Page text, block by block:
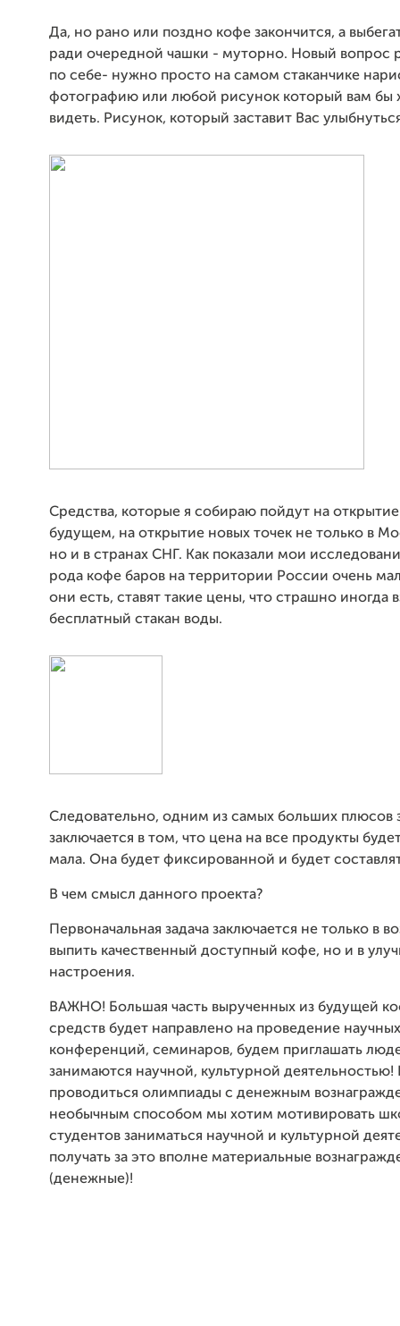
Да, но рано или поздно кофе закончится, а
ради очередной чашки - муторно. Новый вопрос
по себе- нужно просто на самом стаканчике
фотографию или любой рисунок который вам бы
видеть. Рисунок, который заставит Вас
Средства, которые я собираю пойдут на
будущем, на открытие новых точек не только в
но и в странах СНГ. Как показали мои
рода кофе баров на территории России очень
они есть, ставят такие цены, что страшно иногда
бесплатный стакан воды.
Следовательно, одним из самых больших плюсов
заключается в том, что цена на все продукты
мала. Она будет фиксированной и будет
В чем смысл данного проекта?
Первоначальная задача заключается не только в
выпить качественный доступный кофе, но и в
настроения.
ВАЖНО! Большая часть вырученных из будущей
средств будет направлено на проведение научных
конференций, семинаров, будем приглашать
занимаются научной, культурной деятельностью!
проводиться олимпиады с денежным
необычным способом мы хотим мотивировать
студентов заниматься научной и культурной
получать за это вполне материальные
(денежные)!